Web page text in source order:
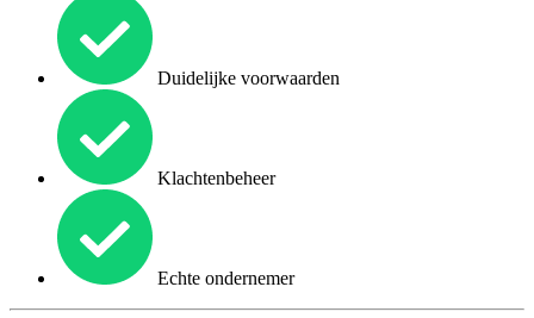
Duidelijke voorwaarden
Klachtenbeheer
Echte ondernemer